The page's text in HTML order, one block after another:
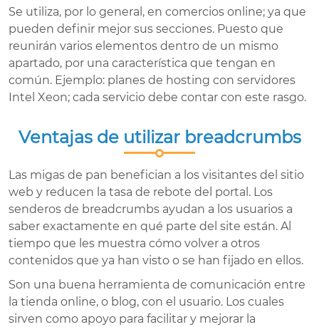
Se utiliza, por lo general, en comercios online; ya que
pueden definir mejor sus secciones. Puesto que
reunirán varios elementos dentro de un mismo
apartado, por una característica que tengan en
común. Ejemplo: planes de hosting con servidores
Intel Xeon; cada servicio debe contar con este rasgo.
Ventajas de utilizar breadcrumbs
Las migas de pan benefician a los visitantes del sitio
web y reducen la tasa de rebote del portal. Los
senderos de breadcrumbs ayudan a los usuarios a
saber exactamente en qué parte del site están. Al
tiempo que les muestra cómo volver a otros
contenidos que ya han visto o se han fijado en ellos.
Son una buena herramienta de comunicación entre
la tienda online, o blog, con el usuario. Los cuales
sirven como apoyo para facilitar y mejorar la